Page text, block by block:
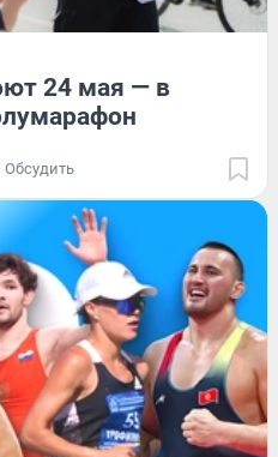
24 мая — в
Обсудить